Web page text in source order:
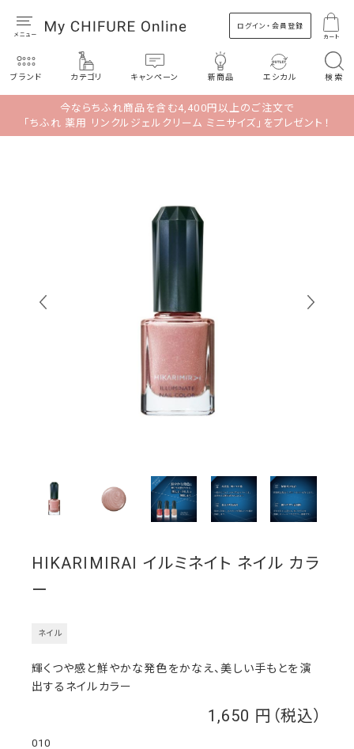
ログイン・会員登録
カート
ブランド カテゴリ キャンペーン 新商品 エシカル 検索
今ならちふれ商品を含む4,400円以上のご注文で
「ちふれ 薬用 リンクルジェルクリーム ミニサイズ」をプレゼント！
HIKARIMIRAI イルミネイト ネイル カラ
ー
ネイル
1,650
010
輝くつや感と鮮やかな発色をかなえ、美しい手もとを演
出するネイルカラー